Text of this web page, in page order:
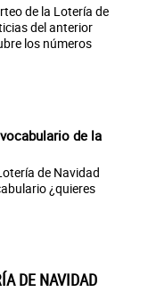
de la Lotería de
del anterior
los números
de la
de Navidad
¿quieres
DE NAVIDAD